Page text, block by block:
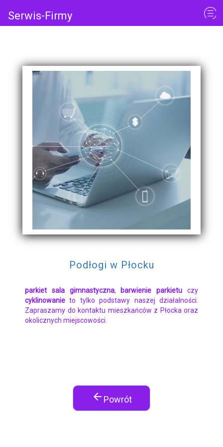
Serwis-Firmy
Podłogi w Płocku
parkiet sala gimnastyczna, barwienie parkietu czy
cyklinowanie to tylko podstawy naszej działalności.
Zapraszamy do kontaktu mieszkańców z Płocka oraz
okolicznych miejscowości.
arrow_back Powrót